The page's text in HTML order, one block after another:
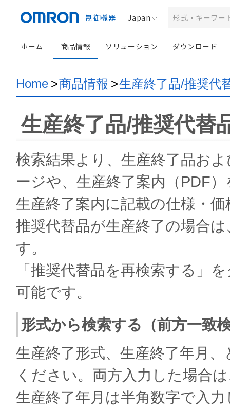
制御機器 Japan
ホーム 商品情報 ソリューション ダウンロード
Home >商品情報 >生産終了品/推奨代
生産終了品/推奨代替
検索結果より、生産終了品お
ージや、生産終了案内（PDF
生産終了案内に記載の仕様・
推奨代替品が生産終了の場合
す。
「推奨代替品を再検索する」
可能です。
形式から検索する（前方一致
生産終了形式、生産終了年月
ください。両方入力した場合
生産終了年月は半角数字で入